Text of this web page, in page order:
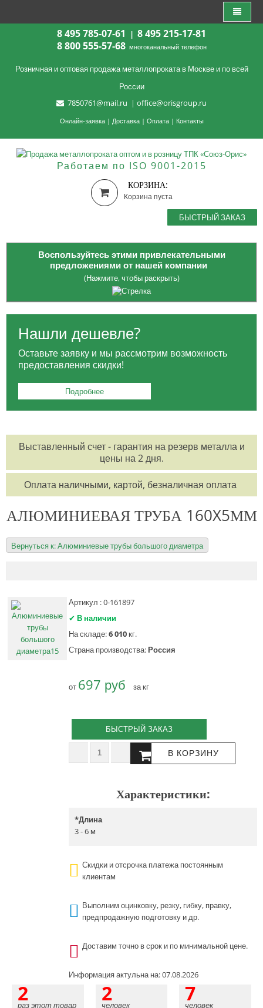
8 495 785-07-61 | 8 495 215-17-81
8 800 555-57-68 многоканальный телефон
Розничная и оптовая продажа металлопроката в Москве и по всей
России
7850761@mail.ru | office@orisgroup.ru
Онлайн-заявка| Доставка| Оплата| Контакты
Работаем по ISO 9001-2015
КОРЗИНА:
Корзина пуста
БЫСТРЫЙ ЗАКАЗ
Воспользуйтесь этими привлекательными
предложениями от нашей компании
(Нажмите, чтобы раскрыть)
Опция приобретенияЗАГОТОВОК: платите только за
Для жителей Москвы:
ТТК для заказов от 100 тысяч рублей.
выбранной вами транспортной компании.
8 495 215-17-81,
8 800 555-57-68
или по электронной почте office@orisgroup.ru
БЕСПЛАТНЫЙ ЗАЕЗДна складскую территорию для клиентов "ТПК
Союз-Орис".
Нашли дешевле?
Оставьте заявку и мы рассмотрим возможность
предоставления скидки!
Подробнее
Выставленный счет - гарантия на резерв металла и
цены на 2 дня.
Оплата наличными, картой, безналичная оплата
АЛЮМИНИЕВАЯ ТРУБА 160X5ММ
Вернуться к: Алюминиевые трубы большого диаметра
Артикул : 0-161897
✔ В наличии
На складе:6 010кг.
Страна производства:Россия
от 697 руб за кг
БЫСТРЫЙ ЗАКАЗ
Характеристики:
*Длина
3 - 6 м
Скидки и отсрочка платежа постоянным
клиентам
Выполним оцинковку, резку, гибку, правку,
предпродажную подготовку и др.
Доставим точно в срок и по минимальной цене.
Информация актульна на: 07.08.2026
2
раз этот товар
2
человек
7
человек